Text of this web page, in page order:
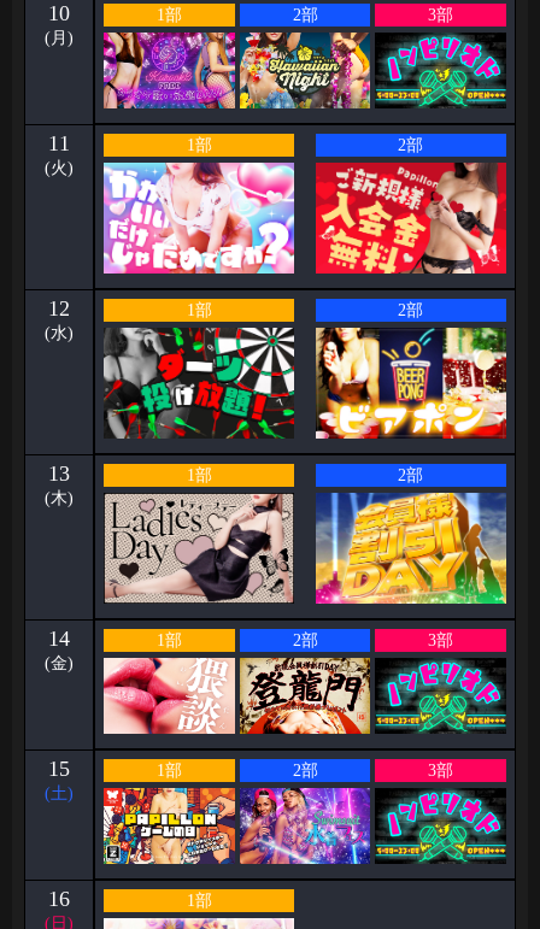
10
(月)
1部 2部 3部
11
(火)
1部 2部
12
(水)
1部 2部
13
(木)
1部 2部
14
(金)
1部 2部 3部
15
(土)
1部 2部 3部
16
(日)
1部